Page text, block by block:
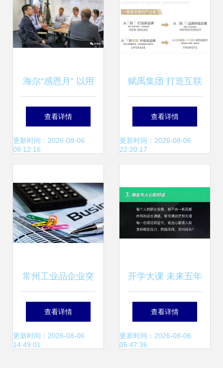
上布局
海尔“感恩月” 以用
户价值再提升为核
心，引领互联网销
查看详情
更新时间：2026-08-06
08:12:16
赋禹集团 打造互联
网时代综合性大健
康产业供应链新典
查看详情
更新时间：2026-08-06
22:20:17
常州工业品企业突
围之道 精准选择互
联网推广渠道是关
查看详情
更新时间：2026-08-06
14:49:01
开学大课 未来五年
互联网趋势与科学
逆袭指南
查看详情
更新时间：2026-08-06
05:47:36